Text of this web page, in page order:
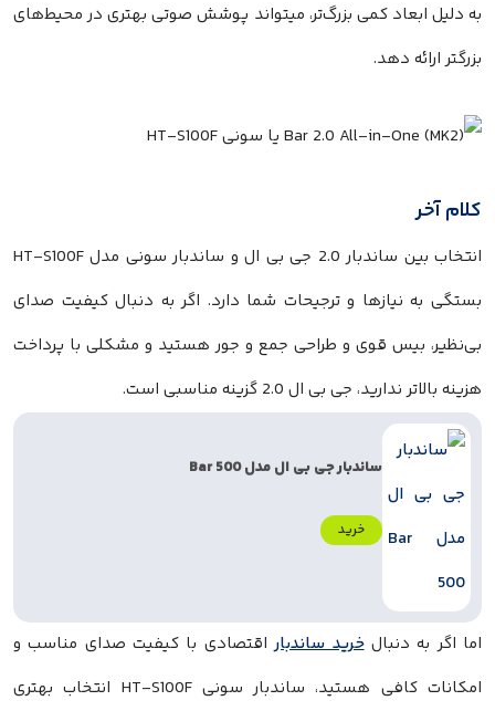
به دلیل ابعاد کمی بزرگ‌تر، میتواند پوشش صوتی بهتری در محیط‌های
بزرگتر ارائه دهد.
کلام آخر
انتخاب بین ساندبار 2.0 جی بی ال و ساندبار سونی مدل HT-S100F
بستگی به نیازها و ترجیحات شما دارد. اگر به دنبال کیفیت صدای
بی‌نظیر، بیس قوی و طراحی جمع و جور هستید و مشکلی با پرداخت
هزینه بالاتر ندارید، جی بی ال 2.0 گزینه مناسبی است.
ساندبار جی بی ال مدل Bar 500
خرید
اما اگر به دنبالخرید ساندباراقتصادی با کیفیت صدای مناسب و
امکانات کافی هستید، ساندبار سونی HT-S100F انتخاب بهتری